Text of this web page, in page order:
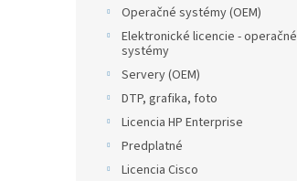
Operačné systémy (OEM)
Elektronické licencie - operačné
systémy
Servery (OEM)
DTP, grafika, foto
Licencia HP Enterprise
Predplatné
Licencia Cisco